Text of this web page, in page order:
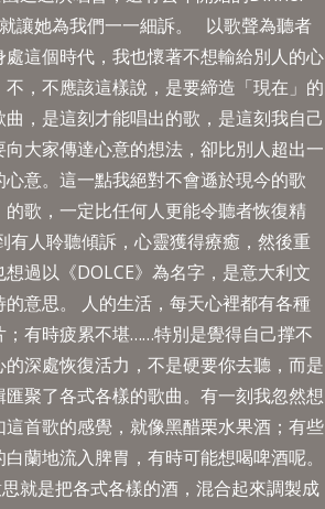
讓她為我們一一細訴。 以歌聲為聽者
這個時代，我也懷著不想輸給別人的心
，不應該這樣說，是要締造「現在」的
，是這刻才能唱出的歌，是這刻我自己
大家傳達心意的想法，卻比別人超出一
意。這一點我絕對不會遜於現今的歌
歌，一定比任何人更能令聽者恢復精
人聆聽傾訴，心靈獲得療癒，然後重
過以《DOLCE》為名字，是意大利文
意思。 人的生活，每天心裡都有各種
有時疲累不堪……特別是覺得自己撑不
深處恢復活力，不是硬要你去聽，而是
聚了各式各樣的歌曲。有一刻我忽然想
首歌的感覺，就像黑醋栗水果酒；有些
蘭地流入脾胃，有時可能想喝啤酒呢。
就是把各式各樣的酒，混合起來調製成